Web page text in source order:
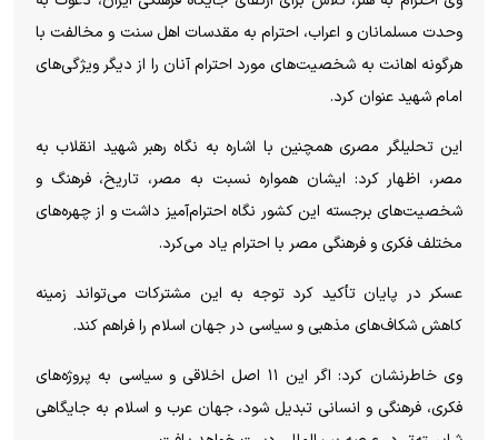
وحدت مسلمانان و اعراب، احترام به مقدسات اهل سنت و مخالفت با
هرگونه اهانت به شخصیت‌های مورد احترام آنان را از دیگر ویژگی‌های
امام شهید عنوان کرد.
این تحلیلگر مصری همچنین با اشاره به نگاه رهبر شهید انقلاب به
مصر، اظهار کرد: ایشان همواره نسبت به مصر، تاریخ، فرهنگ و
شخصیت‌های برجسته این کشور نگاه احترام‌آمیز داشت و از چهره‌های
مختلف فکری و فرهنگی مصر با احترام یاد می‌کرد.
عسکر در پایان تأکید کرد توجه به این مشترکات می‌تواند زمینه
کاهش شکاف‌های مذهبی و سیاسی در جهان اسلام را فراهم کند.
وی خاطرنشان کرد: اگر این ۱۱ اصل اخلاقی و سیاسی به پروژه‌های
فکری، فرهنگی و انسانی تبدیل شود، جهان عرب و اسلام به جایگاهی